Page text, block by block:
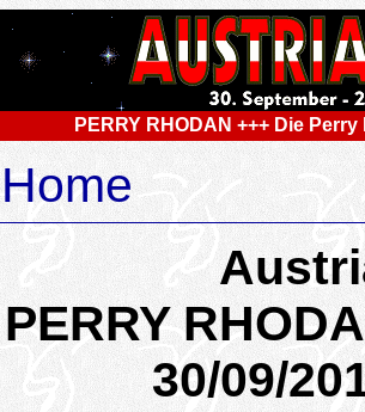
PERRY RHODAN +++ Die
Home
PERRY
30/09/